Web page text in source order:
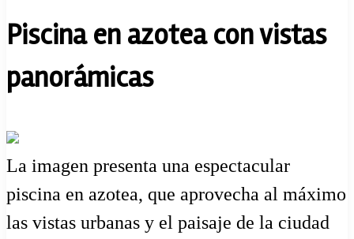
Piscina en azotea con vistas
panorámicas
La imagen presenta una espectacular
piscina en azotea, que aprovecha al máximo
las vistas urbanas y el paisaje de la ciudad